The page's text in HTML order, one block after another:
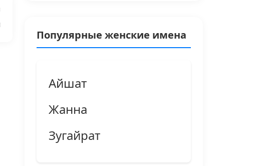
Популярные женские имена
Айшат
Жанна
Зугайрат